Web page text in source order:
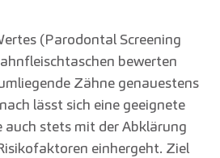
(Parodontal Screening
bewerten
Zähne genauestens
lässt sich eine geeignete
auch stets mit der Abklärung
einhergeht. Ziel